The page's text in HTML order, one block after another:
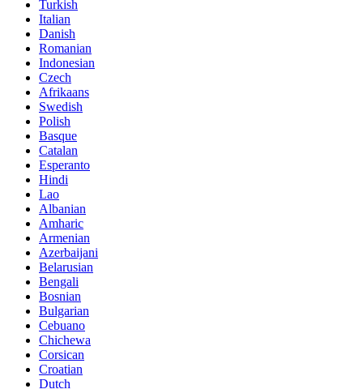
Turkish
Italian
Danish
Romanian
Indonesian
Czech
Afrikaans
Swedish
Polish
Basque
Catalan
Esperanto
Hindi
Lao
Albanian
Amharic
Armenian
Azerbaijani
Belarusian
Bengali
Bosnian
Bulgarian
Cebuano
Chichewa
Corsican
Croatian
Dutch